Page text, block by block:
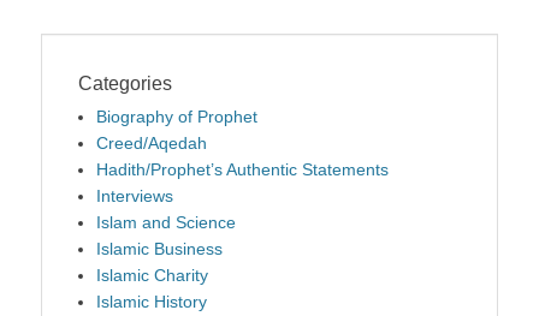
Categories
Biography of Prophet
Creed/Aqedah
Hadith/Prophet’s Authentic Statements
Interviews
Islam and Science
Islamic Business
Islamic Charity
Islamic History